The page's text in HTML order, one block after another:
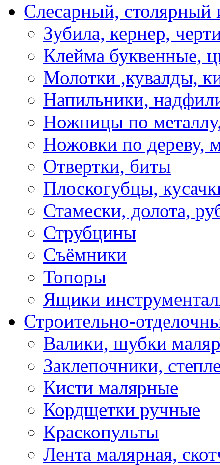
Слесарный, столярный
Зубила, кернер,
Клейма буквенные,
Молотки ,кувалды,
Напильники,
Ножницы по
Ножовки по дереву,
Отвертки, биты
Плоскогубцы,
Стамески, долота,
Струбцины
Съёмники
Топоры
Ящики
Строительно-
Валики, шубки
Заклепочники,
Кисти малярные
Кордщетки ручные
Краскопульты
Лента малярная,